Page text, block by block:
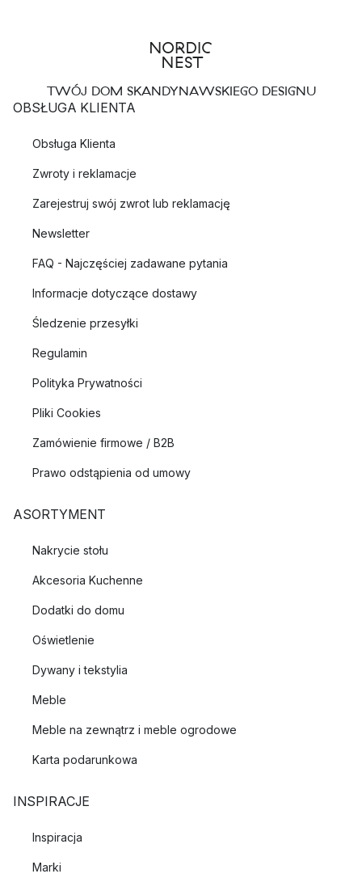
TWÓJ DOM SKANDYNAWSKIEGO DESIGNU
OBSŁUGA KLIENTA
Obsługa Klienta
Zwroty i reklamacje
Zarejestruj swój zwrot lub reklamację
Newsletter
FAQ - Najczęściej zadawane pytania
Informacje dotyczące dostawy
Śledzenie przesyłki
Regulamin
Polityka Prywatności
Pliki Cookies
Zamówienie firmowe / B2B
Prawo odstąpienia od umowy
ASORTYMENT
Nakrycie stołu
Akcesoria Kuchenne
Dodatki do domu
Oświetlenie
Dywany i tekstylia
Meble
Meble na zewnątrz i meble ogrodowe
Karta podarunkowa
INSPIRACJE
Inspiracja
Marki